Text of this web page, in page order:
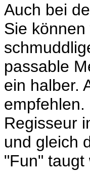
Auch bei
Sie
passable
ein halber.
Regisseur
und gleich
"Fun" taugt